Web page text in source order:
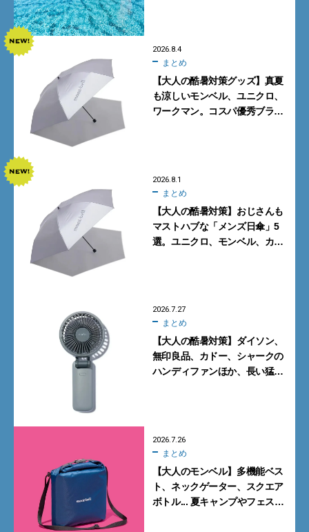
2026.8.4
まとめ
【大人の酷暑対策グッズ】真夏
も涼しいモンベル、ユニクロ、
ワークマン。コスパ優秀ブラン
2026.8.1
まとめ
【大人の酷暑対策】おじさんも
マストハブな「メンズ日傘」5
選。ユニクロ、モンベル、カリ
2026.7.27
まとめ
【大人の酷暑対策】ダイソン、
無印良品、カドー、シャークの
ハンディファンほか、長い猛暑
2026.7.26
まとめ
【大人のモンベル】多機能ベス
ト、ネックゲーター、スクエア
ボトル... 夏キャンプやフェスに